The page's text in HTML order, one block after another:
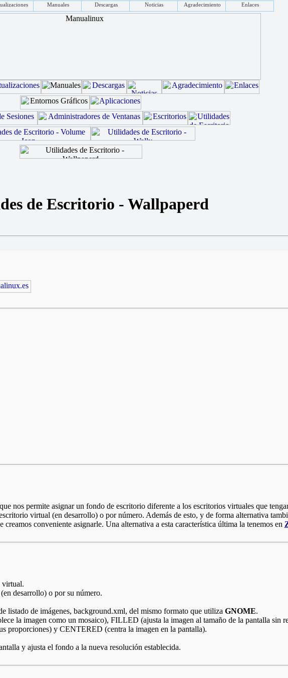
de Escritorio - Wallpaperd
nos permite asignar un fondo de escritorio diferente a los escritorios virtuales que
virtual (en desarrollo) o por número. Además de esto, y de forma alternativa
conveniente asignarle. Una alternativa a esta característica última la tenemos en
virtual.
desarrollo) o por su número.
listado de imágenes, background.xml, del mismo formato que utiliza GNOME.
la imagen como un mosaico), FILLED (ajusta la imagen al tamaño de la pantalla sin
proporciones) y CENTERED (centra la imagen en la pantalla).
y ajusta el fondo a la nueva resolución establecida.
Manuales Descargas Noticias Agradecimiento Enlaces